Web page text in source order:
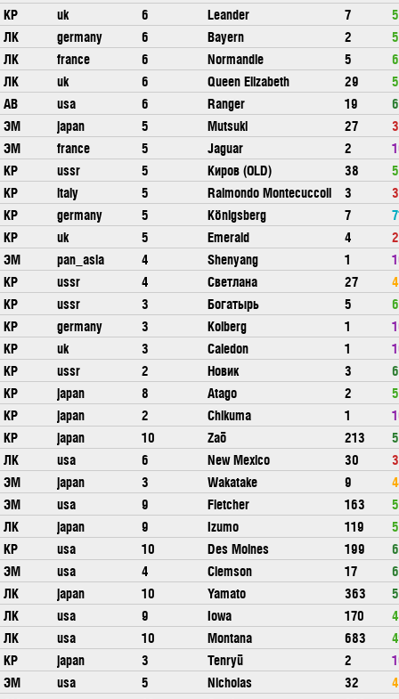
КР
uk 6 Leander 7
ЛК
germany 6 Bayern 2
ЛК
france 6 Normandie 5
ЛК
uk 6 Queen Elizabeth 29
АВ
usa 6 Ranger 19
ЭМ
japan 5 Mutsuki 27
ЭМ
france 5 Jaguar 2
КР
ussr 5 Киров (OLD) 38
КР
italy 5 Raimondo Montecuccoli 3
КР
germany 5 Königsberg 7
КР
uk 5 Emerald 4
ЭМ
pan_asia 4 Shenyang 1
КР
ussr 4 Светлана 27
КР
ussr 3 Богатырь 5
КР
germany 3 Kolberg 1
КР
uk 3 Caledon 1
КР
ussr 2 Новик 3
КР
japan 8 Atago 2
КР
japan 2 Chikuma 1
КР
japan 10 Zaō 213
ЛК
usa 6 New Mexico 30
ЭМ
japan 3 Wakatake 9
ЭМ
usa 9 Fletcher 163
ЛК
japan 9 Izumo 119
КР
usa 10 Des Moines 199
ЭМ
usa 4 Clemson 17
ЛК
japan 10 Yamato 363
ЛК
usa 9 Iowa 170
ЛК
usa 10 Montana 683
КР
japan 3 Tenryū 2
ЭМ
usa 5 Nicholas 32